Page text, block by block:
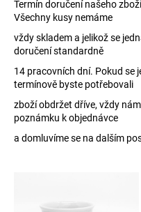
Termín doručení našeho
Všechny kusy nemáme
vždy skladem a jelikož se
doručení standardně
14 pracovních dní. Pokud se
termínově byste potřebovali
zboží obdržet dříve, vždy
poznámku k objednávce
a domluvíme se na dalším
o
t
ř
e
b
u
j
e